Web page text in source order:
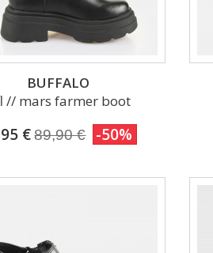
BUFFALO
// mars farmer boot
€ 89,90 € -50%